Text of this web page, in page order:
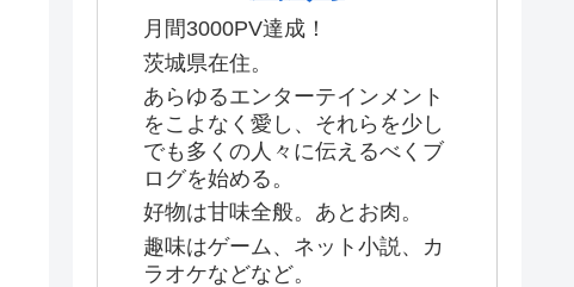
月間3000PV達成！
茨城県在住。
あらゆるエンターテインメント
をこよなく愛し、それらを少し
でも多くの人々に伝えるべくブ
ログを始める。
好物は甘味全般。あとお肉。
趣味はゲーム、ネット小説、カ
ラオケなどなど。